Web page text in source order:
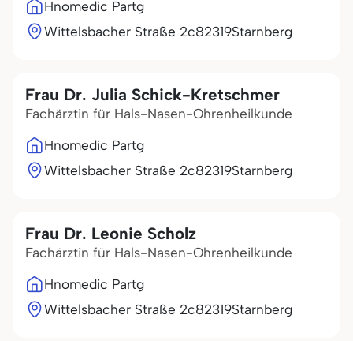
Hnomedic Partg
Wittelsbacher Straße 2c82319Starnberg
Frau Dr. Julia Schick-Kretschmer
Fachärztin für Hals-Nasen-Ohrenheilkunde
Hnomedic Partg
Wittelsbacher Straße 2c82319Starnberg
Frau Dr. Leonie Scholz
Fachärztin für Hals-Nasen-Ohrenheilkunde
Hnomedic Partg
Wittelsbacher Straße 2c82319Starnberg